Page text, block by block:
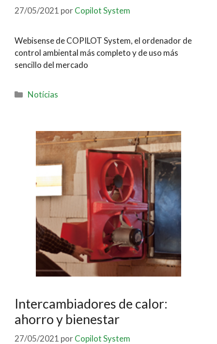
27/05/2021 porCopilot System
Webisense de COPILOT System, el ordenador de
control ambiental más completo y de uso más
sencillo del mercado
Notícias
Intercambiadores de calor:
ahorro y bienestar
27/05/2021 porCopilot System